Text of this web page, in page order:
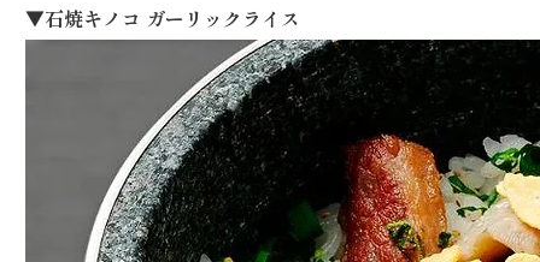
▼石焼キノコ ガーリックライス